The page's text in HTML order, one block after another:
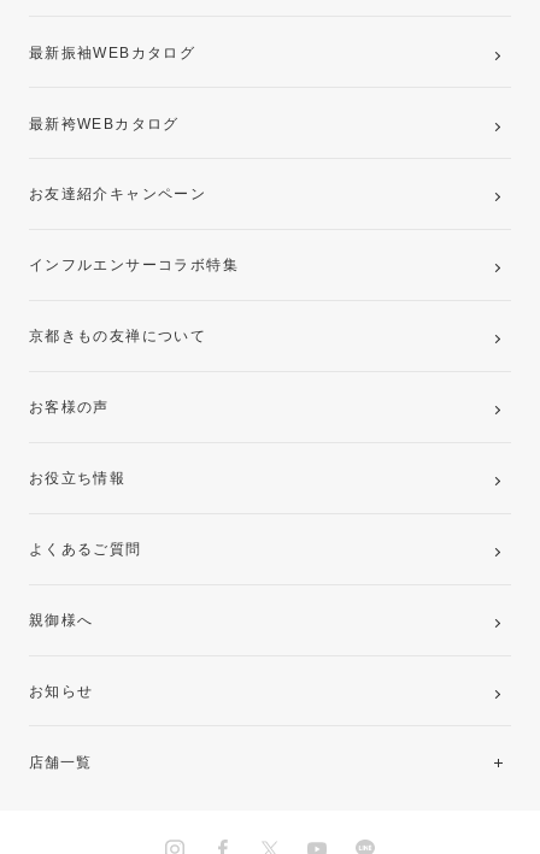
最新振袖WEBカタログ
最新袴WEBカタログ
お友達紹介キャンペーン
インフルエンサーコラボ特集
京都きもの友禅について
お客様の声
お役立ち情報
よくあるご質問
親御様へ
お知らせ
店舗一覧